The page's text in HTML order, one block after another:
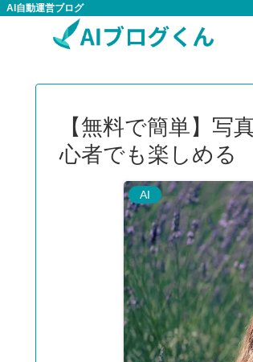
AI自動運営ブログ
【無料で簡単】写
心者でも楽しめる
AI